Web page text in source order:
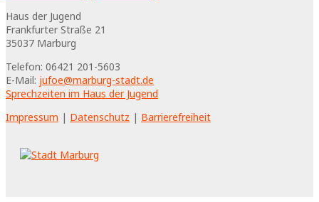
Haus der Jugend
Frankfurter Straße 21
35037 Marburg
Telefon: 06421 201-5603
E-Mail: jufoe@marburg-stadt.de
Sprechzeiten im Haus der Jugend
Impressum | Datenschutz | Barrierefreiheit